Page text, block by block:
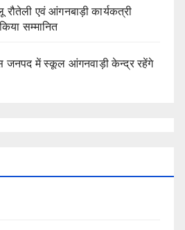
रौतेली एवं आंगनबाड़ी कार्यकत्री
सम्मानित
जनपद में स्कूल आंगनवाड़ी केन्द्र रहेंगे